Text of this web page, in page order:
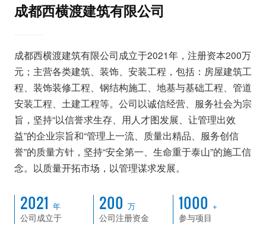
成都西横渡建筑有限公司
成都西横渡建筑有限公司成立于2021年，注册资本200万
元；主营各类建筑、装饰、安装工程，包括：房屋建筑工
程、装饰装修工程、钢结构施工、地基与基础工程、管道
安装工程、土建工程等。公司以诚信经营、服务社会为宗
旨，坚持“以信誉求生存、用人才图发展、让管理出效
益”的企业宗旨和“管理上一流、质量出精品、服务创信
誉”的质量方针，坚持“安全第一、生命重于泰山”的施工信
念。以质量开拓市场，以管理谋求发展。
2021 年
公司成立于
200 万
公司注册资金
1000 +
参与项目